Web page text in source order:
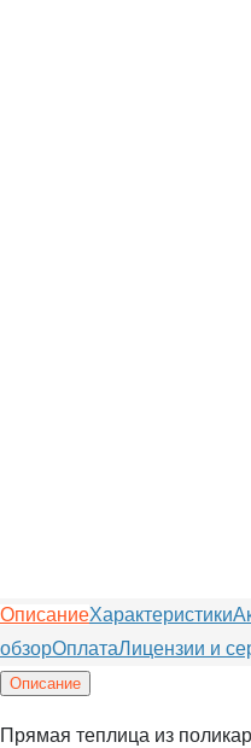
ОписаниеХарактеристики
обзорОплатаЛицензии и
Описание
Прямая теплица из